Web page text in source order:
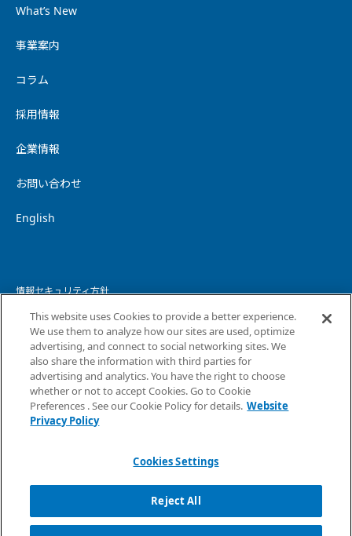
What’s New
事業案内
コラム
採用情報
企業情報
お問い合わせ
English
情報セキュリティ方針
個人情報保護方針
個人情報の取り扱いについて
ウェブサイトプライバシーポリシー
コピーライト・免責事項
This website uses Cookies to provide a better experience.
We use them to analyze how our sites are used, optimize
advertising, and connect to social networking sites. We
also share the information with third parties for
advertising and analytics. You have the right to choose
whether or not to accept Cookies. Go to Cookie
Preferences . See our Cookie Policy for details. Website
Privacy Policy
Cookies Settings
Reject All